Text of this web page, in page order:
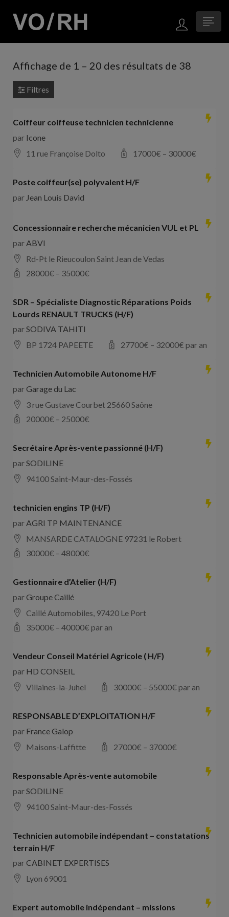
Affichage de 1 – 20 des résultats de 38
Filtres
Coiffeur coiffeuse technicien technicienne
par Icone
11 rue Françoise Dolto
17000€ – 30000€
Poste coiffeur(se) polyvalent H/F
par Jean Louis David
Concessionnaire recherche mécanicien VUL et PL
parABVI
Rd-Pt le Rieucoulon Saint Jean de Vedas
28000€ – 35000€
SDR – Spécialiste Diagnostic Réparations Poids
Lourds RENAULT TRUCKS (H/F)
parSODIVA TAHITI
BP 1724 PAPEETE
27700€ – 32000€ par an
Technicien Automobile Autonome H/F
parGarage du Lac
3 rue Gustave Courbet 25660 Saône
20000€ – 25000€
Secrétaire Après-vente passionné (H/F)
parSODILINE
94100 Saint-Maur-des-Fossés
technicien engins TP (H/F)
parAGRI TP MAINTENANCE
MANSARDE CATALOGNE 97231 le Robert
30000€ – 48000€
Gestionnaire d’Atelier (H/F)
parGroupe Caillé
Caillé Automobiles, 97420 Le Port
35000€ – 40000€ par an
Vendeur Conseil Matériel Agricole ( H/F)
par HD CONSEIL
Villaines-la-Juhel
30000€ – 55000€ par an
RESPONSABLE D’EXPLOITATION H/F
par France Galop
Maisons-Laffitte
27000€ – 37000€
Responsable Après-vente automobile
parSODILINE
94100 Saint-Maur-des-Fossés
Technicien automobile indépendant – constatations
terrain H/F
parCABINET EXPERTISES
Lyon 69001
Expert automobile indépendant – missions